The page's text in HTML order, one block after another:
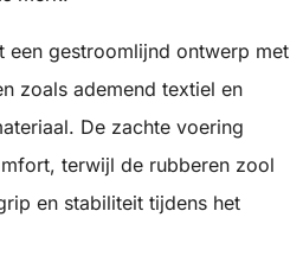
een gestroomlijnd ontwerp met
zoals ademend textiel en
De zachte voering
terwijl de rubberen zool
en stabiliteit tijdens het